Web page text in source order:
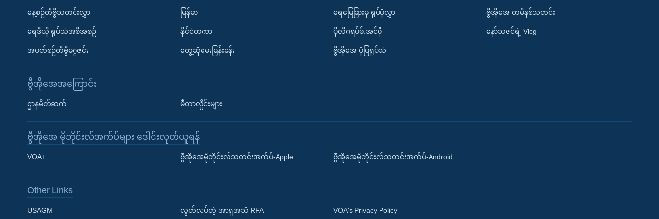
Learning English
နေ့စဉ်တီဗွီသတင်းလွှာ
ရေဒီယို ရုပ်သံအစီအစဉ်
အပတ်စဉ်တီဗွီမဂ္ဂဇင်း
မြန်မာ
နိုင်ငံတကာ
တွေ့ဆုံမေးမြန်းခန်း
ရေမြေခြားမှ ရုပ်ပုံလွှာ
ပိုလီဂရပ်ဖ်.အင်ဖို
ဗွီအိုအေ ပုံပြရုပ်သံ
ဗွီအိုအေ တမိနစ်သတင်း
နော်သဇင်ရဲ့ Vlog
ဗွီအိုအေအကြောင်း
ဌာနမိတ်ဆက် မီတာလှိုင်းများ
ဗွီအိုအေ မိုဘိုင်းလ်အက်ပ်များ ဒေါင်းလုတ်ယူရန်
VOA+ ဗွီအိုအေမိုဘိုင်းလ်သတင်းအက်ပ်-Apple ဗွီအိုအေမိုဘိုင်းလ်သတင်းအက်ပ်-Android
Other Links
USAGM လွတ်လပ်တဲ့ အာရှအသံ RFA VOA's Privacy Policy